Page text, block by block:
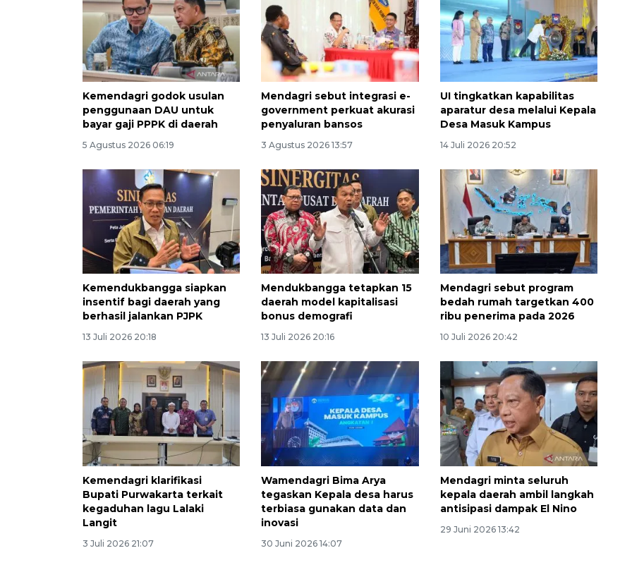
Kemendagri godok usulan
penggunaan DAU untuk
bayar gaji PPPK di daerah
5 Agustus 2026 06:19
Mendagri sebut integrasi e-
government perkuat akurasi
penyaluran bansos
3 Agustus 2026 13:57
UI tingkatkan kapabilitas
aparatur desa melalui Kepala
Desa Masuk Kampus
14 Juli 2026 20:52
Kemendukbangga siapkan
insentif bagi daerah yang
berhasil jalankan PJPK
13 Juli 2026 20:18
Mendukbangga tetapkan 15
daerah model kapitalisasi
bonus demografi
13 Juli 2026 20:16
Mendagri sebut program
bedah rumah targetkan 400
ribu penerima pada 2026
10 Juli 2026 20:42
Kemendagri klarifikasi
Bupati Purwakarta terkait
kegaduhan lagu Lalaki
Langit
3 Juli 2026 21:07
Wamendagri Bima Arya
tegaskan Kepala desa harus
terbiasa gunakan data dan
inovasi
30 Juni 2026 14:07
Mendagri minta seluruh
kepala daerah ambil langkah
antisipasi dampak El Nino
29 Juni 2026 13:42
Ekonomi triwulan II-2026
tumbuh 5,29 persen
2026-08-06 18:45:00